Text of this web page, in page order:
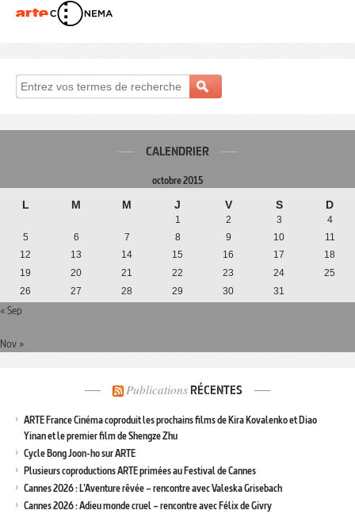
CALENDRIER
octobre 2015
L M M J V S D
1 2 3
4
5
6 7 8 9 10
11
12
13 14 15 16 17
18
19
20 21 22 23 24
25
26
27 28 29 30 31
« Sep
Nov »
Publications RÉCENTES
ARTE France Cinéma coproduit les prochains films de Kira Kovalenko et Diao
Yinan et le premier film de Shengze Zhu
Cycle Bong Joon-ho sur ARTE
Plusieurs coproductions ARTE primées au Festival de Cannes
Cannes 2026 : L’Aventure rêvée – rencontre avec Valeska Grisebach
Cannes 2026 : Adieu monde cruel – rencontre avec Félix de Givry